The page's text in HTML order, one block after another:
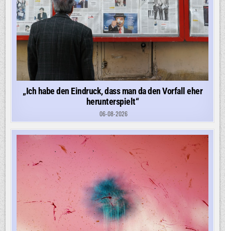
„Ich habe den Eindruck, dass man da den Vorfall eher
herunterspielt“
06-08-2026